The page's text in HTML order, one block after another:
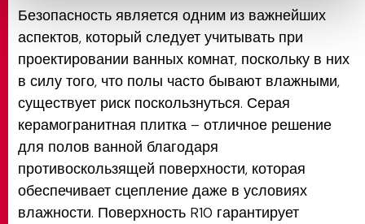
Безопасность является одним из важнейших
аспектов, который следует учитывать при
проектировании ванных комнат, поскольку в них
в силу того, что полы часто бывают влажными,
существует риск поскользнуться. Серая
керамогранитная плитка – отличное решение
для полов ванной благодаря
противоскользящей поверхности, которая
обеспечивает сцепление даже в условиях
влажности. Поверхность R10 гарантирует